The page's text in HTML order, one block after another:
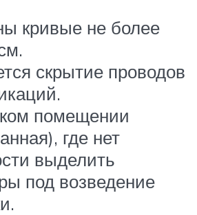
кривые не более
скрытие проводов
помещении
где нет
выделить
под возведение